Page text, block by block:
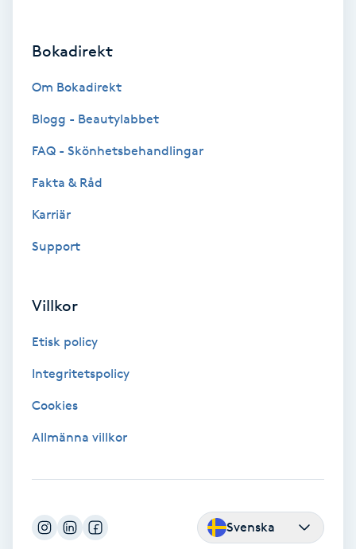
Friskvårdsmassage
Frisör
Färgning
Föning
Gelenaglar
Gellack
Gravidyoga
Bokadirekt
Om Bokadirekt
Blogg - Beautylabbet
FAQ - Skönhetsbehandlingar
Fakta & Råd
Karriär
Support
Villkor
Etisk policy
Integritetspolicy
Cookies
Allmänna villkor
Svenska